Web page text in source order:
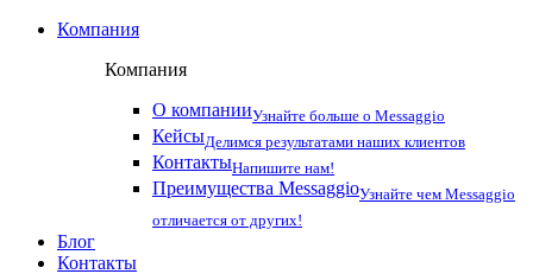
Компания
Компания
О компанииУзнайте больше о Messaggio
КейсыДелимся результатами наших клиентов
КонтактыНапишите нам!
Преимущества MessaggioУзнайте чем Messaggio
отличается от других!
Блог
Контакты